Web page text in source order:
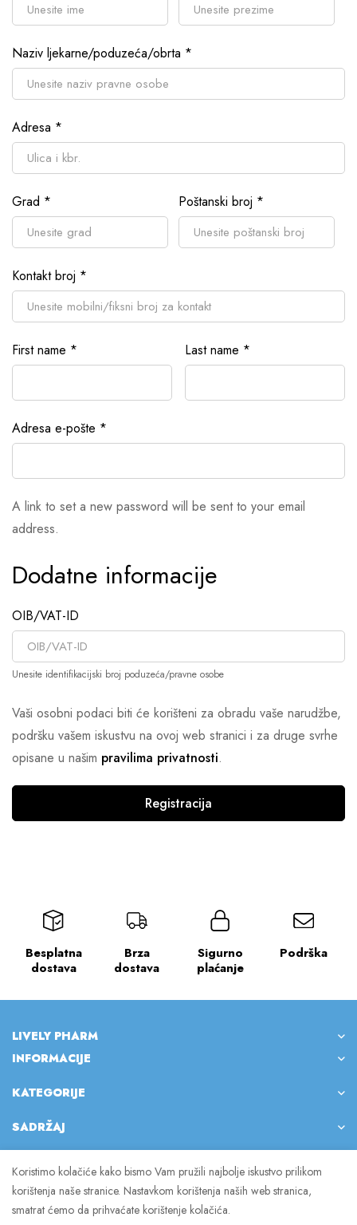
Naziv ljekarne/poduzeća/obrta *
Adresa *
Grad * Poštanski broj *
Kontakt broj *
First name * Last name *
Adresa e-pošte *
A link to set a new password will be sent to your email
address.
Dodatne informacije
OIB/VAT-ID
Unesite identifikacijski broj poduzeća/pravne osobe
Vaši osobni podaci biti će korišteni za obradu vaše narudžbe,
podršku vašem iskustvu na ovoj web stranici i za druge svrhe
opisane u našim pravilima privatnosti.
Registracija
Besplatna
dostava
Brza
dostava
Sigurno
plaćanje
Podrška
LIVELY PHARM
INFORMACIJE
KATEGORIJE
SADRŽAJ
© 2023 Lively Pharm. Sva prava pridržana.
Koristimo kolačiće kako bismo Vam pružili najbolje iskustvo prilikom
korištenja naše stranice. Nastavkom korištenja naših web stranica,
smatrat ćemo da prihvaćate korištenje kolačića.